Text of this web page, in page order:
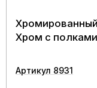
Хром с
Артикул 8931